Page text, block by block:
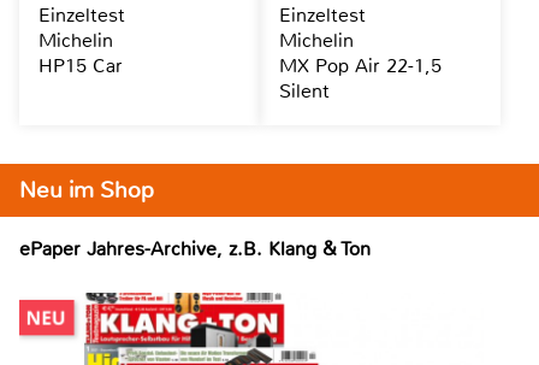
Neu im Shop
ePaper Jahres-Archive, z.B. Klang & Ton
Einzeltest
Michelin
HP15 Car
Einzeltest
Michelin
MX Pop Air 22-1,5
Silent